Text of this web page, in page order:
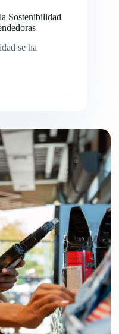
Sostenibilidad
se ha